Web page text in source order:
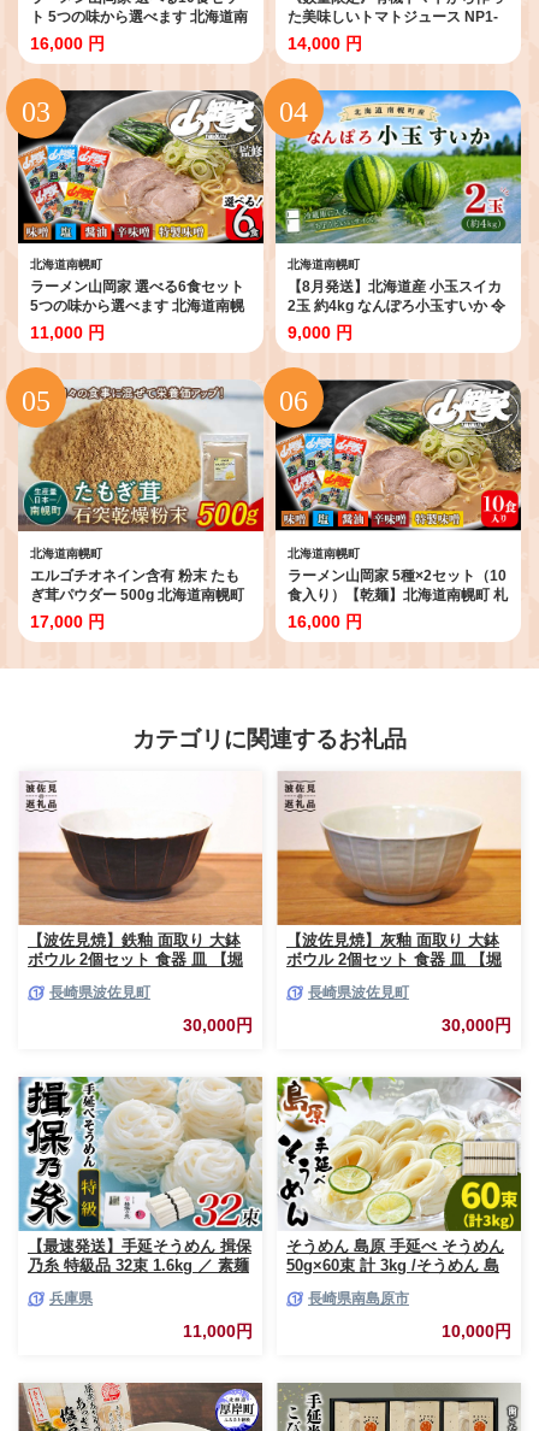
ト 5つの味から選べます 北海道南
幌町 札幌麺匠 【乾麺】NP1-346
16,000 円
た美味しいトマトジュース NP1-
217
14,000 円
北海道南幌町
ラーメン山岡家 選べる6食セット
5つの味から選べます 北海道南幌
町 札幌麺匠 【乾麺】NP1-347
11,000 円
北海道南幌町
【8月発送】北海道産 小玉スイカ
2玉 約4kg なんぽろ小玉すいか 令
和8年度産 8月発送開始 南幌町
NP1-348
9,000 円
北海道南幌町
エルゴチオネイン含有 粉末 たも
ぎ茸パウダー 500g 北海道南幌町
エルゴチオネイン タモギタケ タ
モギダケ NP1-354
17,000 円
北海道南幌町
ラーメン山岡家 5種×2セット（10
食入り）【乾麺】北海道南幌町 札
幌麺匠 NP1-285
16,000 円
カテゴリに関連するお礼品
【波佐見焼】鉄釉 面取り 大鉢
ボウル 2個セット 食器 皿 【堀
長崎県波佐見町
30,000円
【波佐見焼】灰釉 面取り 大鉢
ボウル 2個セット 食器 皿 【堀
長崎県波佐見町
30,000円
【最速発送】手延そうめん 揖保
乃糸 特級品 32束 1.6kg ／ 素麺
めん にゅうめん にゅう麺 麺 の
兵庫県
11,000円
そうめん 島原 手延べ そうめん
50g×60束 計 3kg /そうめん 島
そうめん 素麺 麺 乾麺 島原そう
めん ソーメン 手延べ 乾麺 手延
べそうめん 島原そうめん めん
援 / 南島原市 / こじま製麺
[SAZ023]
長崎県南島原市
10,000円